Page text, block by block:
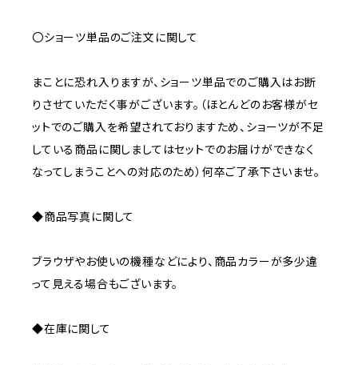
〇ショーツ単品のご注文に関して
まことに恐れ入りますが、ショーツ単品でのご購入はお断
りさせていただく事がございます。（ほとんどのお客様がセ
ットでのご購入を希望されておりますため、ショーツが不足
している商品に関しましてはセットでのお届けができなく
なってしまうことへの対応のため）何卒ご了承下さいませ。
◆商品写真に関して
ブラウザやお使いの機種などにより、商品カラーが多少違
って見える場合もございます。
◆在庫に関して